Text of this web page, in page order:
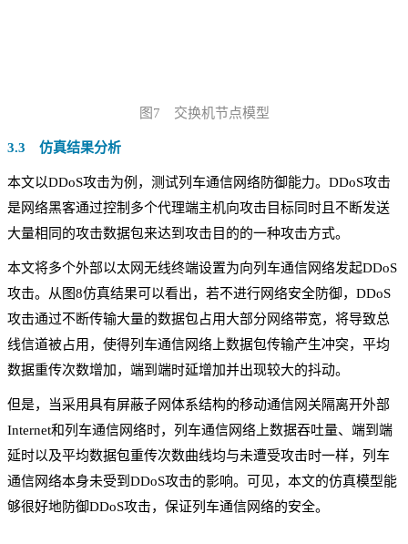
图7 交换机节点模型
3.3 仿真结果分析
本文以DDoS攻击为例，测试列车通信网络防御能力。DDoS攻击
是网络黑客通过控制多个代理端主机向攻击目标同时且不断发送
大量相同的攻击数据包来达到攻击目的的一种攻击方式。
本文将多个外部以太网无线终端设置为向列车通信网络发起DDoS
攻击。从图8仿真结果可以看出，若不进行网络安全防御，DDoS
攻击通过不断传输大量的数据包占用大部分网络带宽，将导致总
线信道被占用，使得列车通信网络上数据包传输产生冲突，平均
数据重传次数增加，端到端时延增加并出现较大的抖动。
但是，当采用具有屏蔽子网体系结构的移动通信网关隔离开外部
Internet和列车通信网络时，列车通信网络上数据吞吐量、端到端
延时以及平均数据包重传次数曲线均与未遭受攻击时一样，列车
通信网络本身未受到DDoS攻击的影响。可见，本文的仿真模型能
够很好地防御DDoS攻击，保证列车通信网络的安全。